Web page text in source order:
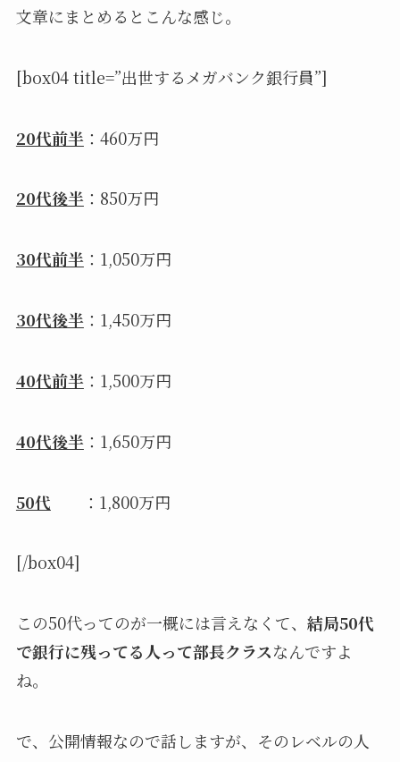
文章にまとめるとこんな感じ。
[box04 title=”出世するメガバンク銀行員”]
20代前半：460万円
20代後半：850万円
30代前半：1,050万円
30代後半：1,450万円
40代前半：1,500万円
40代後半：1,650万円
50代 ：1,800万円
[/box04]
この50代ってのが一概には言えなくて、 結局50代
で銀行に残ってる人って部長クラスなんですよ
ね。
で、公開情報なので話しますが、そのレベルの人